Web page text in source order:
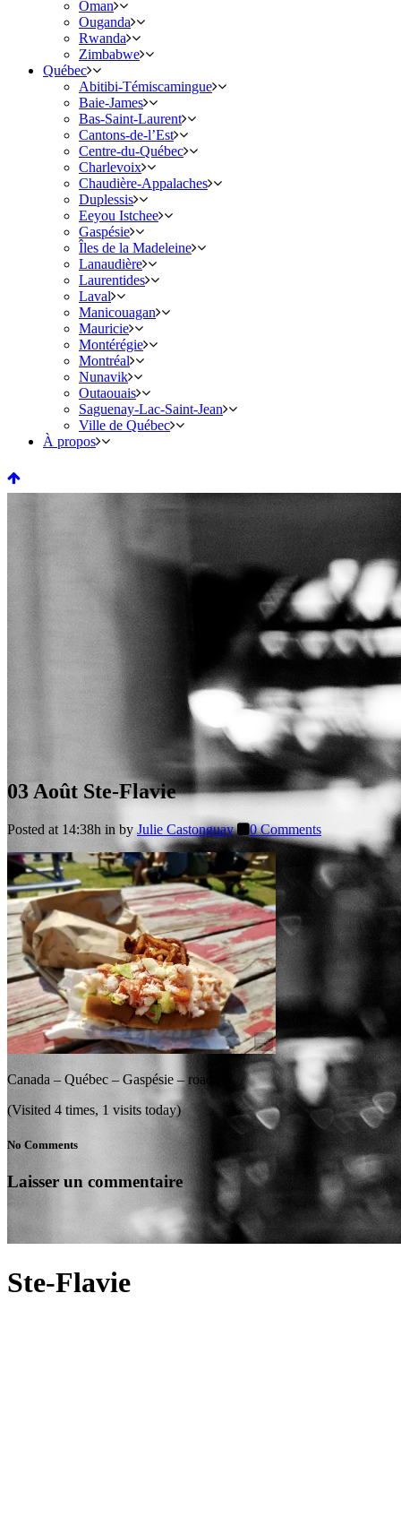
Oman
Ouganda
Rwanda
Zimbabwe
Québec
Abitibi-Témiscamingue
Baie-James
Bas-Saint-Laurent
Cantons-de-l’Est
Centre-du-Québec
Charlevoix
Chaudière-Appalaches
Duplessis
Eeyou Istchee
Gaspésie
Îles de la Madeleine
Lanaudière
Laurentides
Laval
Manicouagan
Mauricie
Montérégie
Montréal
Nunavik
Outaouais
Saguenay-Lac-Saint-Jean
Ville de Québec
À propos
Ste-Flavie
03 Août Ste-Flavie
Posted at 14:38h in by Julie Castonguay 0 Comments
Canada – Québec – Gaspésie – roadtrip
(Visited 4 times, 1 visits today)
No Comments
Laisser un commentaire